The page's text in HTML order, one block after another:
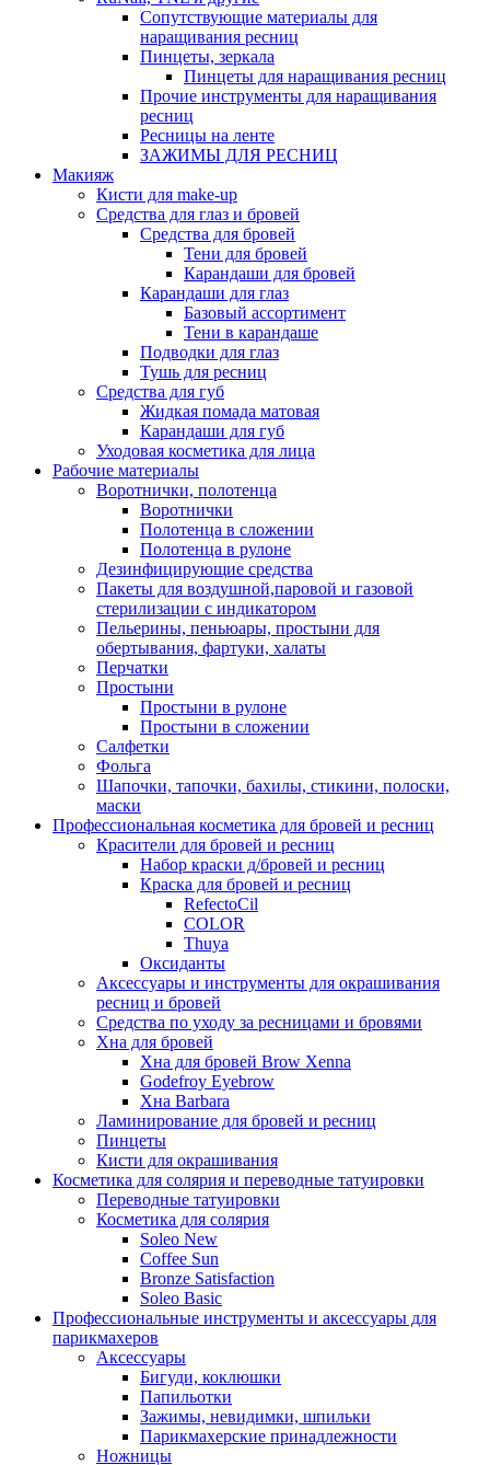
Сопутствующие материалы для
наращивания ресниц
Пинцеты, зеркала
Пинцеты для наращивания ресниц
Прочие инструменты для наращивания
ресниц
Ресницы на ленте
ЗАЖИМЫ ДЛЯ РЕСНИЦ
Макияж
Кисти для make-up
Средства для глаз и бровей
Средства для бровей
Тени для бровей
Карандаши для бровей
Карандаши для глаз
Базовый ассортимент
Тени в карандаше
Подводки для глаз
Тушь для ресниц
Средства для губ
Жидкая помада матовая
Карандаши для губ
Уходовая косметика для лица
Рабочие материалы
Воротнички, полотенца
Воротнички
Полотенца в сложении
Полотенца в рулоне
Дезинфицирующие средства
Пакеты для воздушной,паровой и газовой
стерилизации с индикатором
Пельерины, пеньюары, простыни для
обертывания, фартуки, халаты
Перчатки
Простыни
Простыни в рулоне
Простыни в сложении
Салфетки
Фольга
Шапочки, тапочки, бахилы, стикини, полоски,
маски
Профессиональная косметика для бровей и ресниц
Красители для бровей и ресниц
Набор краски д/бровей и ресниц
Краска для бровей и ресниц
RefectoCil
COLOR
Thuya
Оксиданты
Аксессуары и инструменты для окрашивания
ресниц и бровей
Средства по уходу за ресницами и бровями
Хна для бровей
Хна для бровей Brow Xenna
Godefroy Eyebrow
Хна Barbara
Ламинирование для бровей и ресниц
Пинцеты
Кисти для окрашивания
Косметика для солярия и переводные татуировки
Переводные татуировки
Косметика для солярия
Soleo New
Coffee Sun
Bronze Satisfaction
Soleo Basic
Профессиональные инструменты и аксессуары для
парикмахеров
Аксессуары
Бигуди, коклюшки
Папильотки
Зажимы, невидимки, шпильки
Парикмахерские принадлежности
Ножницы